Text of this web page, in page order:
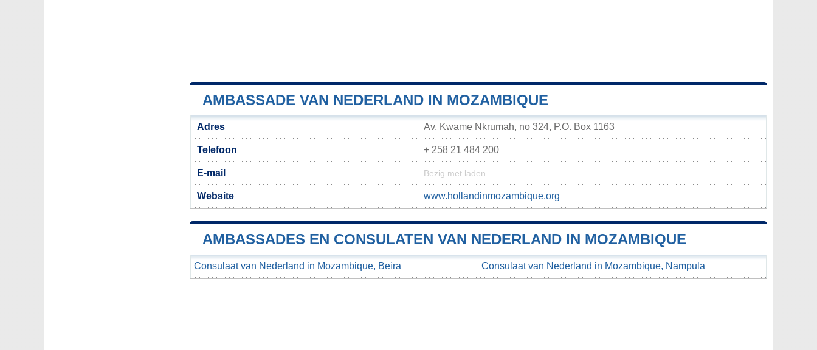
AMBASSADE VAN NEDERLAND IN MOZAMBIQUE
Adres Av. Kwame Nkrumah, no 324, P.O. Box 1163
Telefoon + 258 21 484 200
E-mail Bezig met laden...
Website www.hollandinmozambique.org
AMBASSADES EN CONSULATEN VAN NEDERLAND IN MOZAMBIQUE
Consulaat van Nederland in Mozambique, Beira Consulaat van Nederland in Mozambique, Nampula